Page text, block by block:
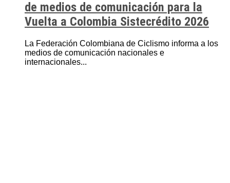
de medios de comunicación para la
Vuelta a Colombia Sistecrédito 2026
La Federación Colombiana de Ciclismo informa a los
medios de comunicación nacionales e
internacionales...